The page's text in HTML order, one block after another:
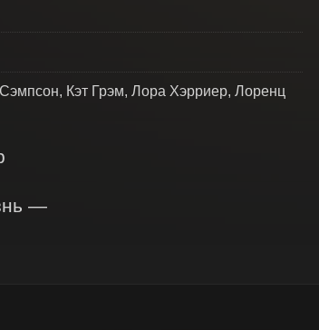
Кэт Грэм, Лора Хэрриер, Лоренц
—